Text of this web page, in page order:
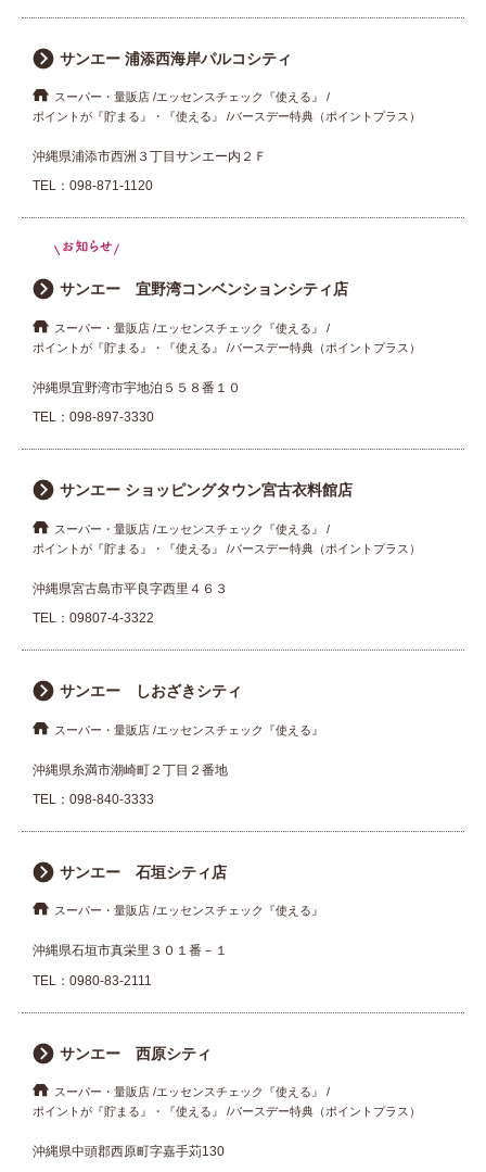
サンエー 浦添西海岸パルコシティ
スーパー・量販店 エッセンスチェック『使える』
ポイントが『貯まる』・『使える』
バースデー特典（ポイントプラス）
沖縄県浦添市西洲３丁目サンエー内２Ｆ
TEL： 098-871-1120
サンエー 宜野湾コンベンションシティ店
スーパー・量販店 エッセンスチェック『使える』
ポイントが『貯まる』・『使える』
バースデー特典（ポイントプラス）
沖縄県宜野湾市宇地泊５５８番１０
TEL： 098-897-3330
サンエー ショッピングタウン宮古衣料館店
スーパー・量販店 エッセンスチェック『使える』
ポイントが『貯まる』・『使える』
バースデー特典（ポイントプラス）
沖縄県宮古島市平良字西里４６３
TEL： 09807-4-3322
サンエー しおざきシティ
スーパー・量販店 エッセンスチェック『使える』
沖縄県糸満市潮崎町２丁目２番地
TEL： 098-840-3333
サンエー 石垣シティ店
スーパー・量販店 エッセンスチェック『使える』
沖縄県石垣市真栄里３０１番－１
TEL： 0980-83-2111
サンエー 西原シティ
スーパー・量販店 エッセンスチェック『使える』
ポイントが『貯まる』・『使える』
バースデー特典（ポイントプラス）
沖縄県中頭郡西原町字嘉手苅130